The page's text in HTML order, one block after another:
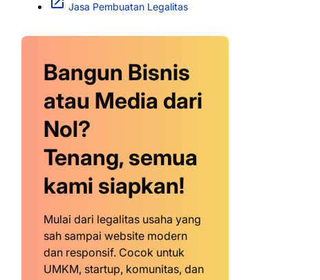
Jasa Pembuatan Legalitas
Bangun Bisnis
atau Media dari
Nol?
Tenang, semua
kami siapkan!
Mulai dari legalitas usaha yang
sah sampai website modern
dan responsif. Cocok untuk
UMKM, startup, komunitas, dan